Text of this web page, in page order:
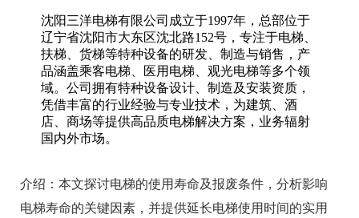
沈阳三洋电梯有限公司成立于1997年，总部位于
辽宁省沈阳市大东区沈北路152号，专注于电梯、
扶梯、货梯等特种设备的研发、制造与销售，产
品涵盖乘客电梯、医用电梯、观光电梯等多个领
域。公司拥有特种设备设计、制造及安装资质，
凭借丰富的行业经验与专业技术，为建筑、酒
店、商场等提供高品质电梯解决方案，业务辐射
国内外市场。
介绍： 本文探讨电梯的使用寿命及报废条件，分析影响
电梯寿命的关键因素，并提供延长电梯使用时间的实用